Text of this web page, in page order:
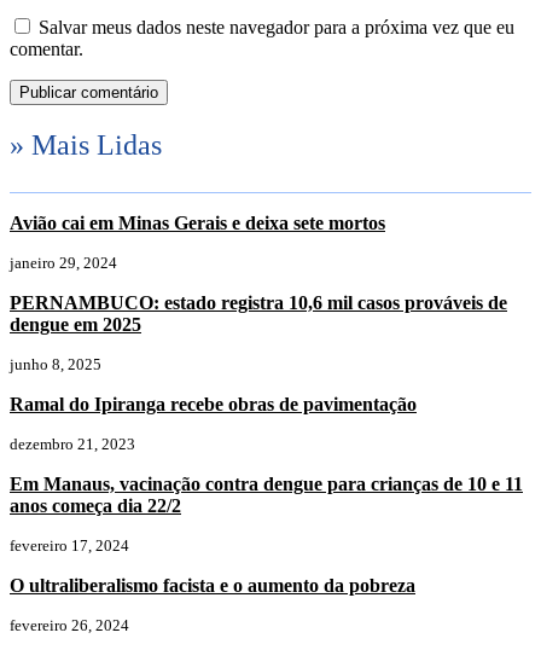
Salvar meus dados neste navegador para a próxima vez que eu
comentar.
» Mais Lidas
Avião cai em Minas Gerais e deixa sete mortos
janeiro 29, 2024
PERNAMBUCO: estado registra 10,6 mil casos prováveis de
dengue em 2025
junho 8, 2025
Ramal do Ipiranga recebe obras de pavimentação
dezembro 21, 2023
Em Manaus, vacinação contra dengue para crianças de 10 e 11
anos começa dia 22/2
fevereiro 17, 2024
O ultraliberalismo facista e o aumento da pobreza
fevereiro 26, 2024